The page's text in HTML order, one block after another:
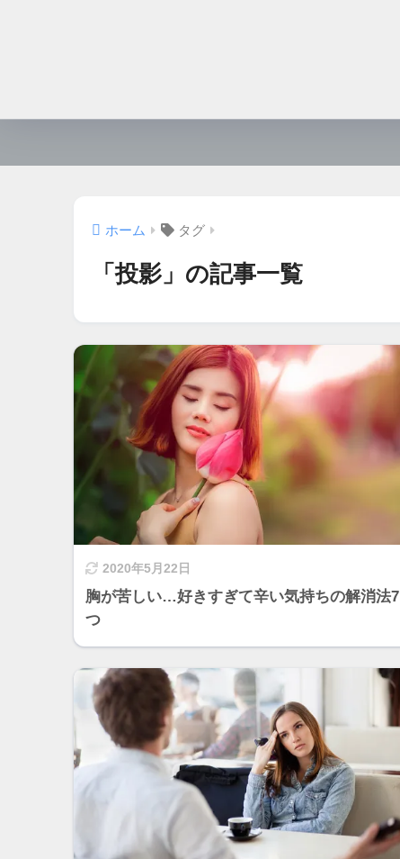
ホーム タグ
「投影」の記事一覧
2020年5月22日
胸が苦しい…好きすぎて辛い気持ちの解消法7
つ